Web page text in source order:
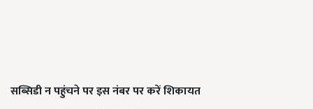
सब्सिडी न पहुंचने पर इस नंबर पर करें शिकायत